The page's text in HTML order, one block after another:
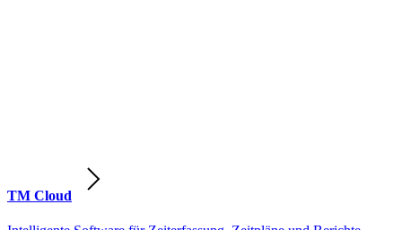
TM Cloud